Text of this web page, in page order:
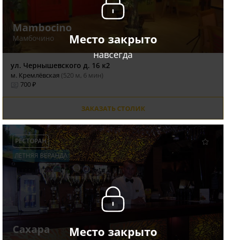
Место закрыто
навсегда
Mambocino
Мамбочино
ул. Чернышевского д. 16 к2
м. Кремлёвская (520 м, 6 мин)
700 ₽
ЗАКАЗАТЬ СТОЛИК
Место закрыто
РЕСТОРАН
ЛЕТНЯЯ ВЕРАНДА
Сахара